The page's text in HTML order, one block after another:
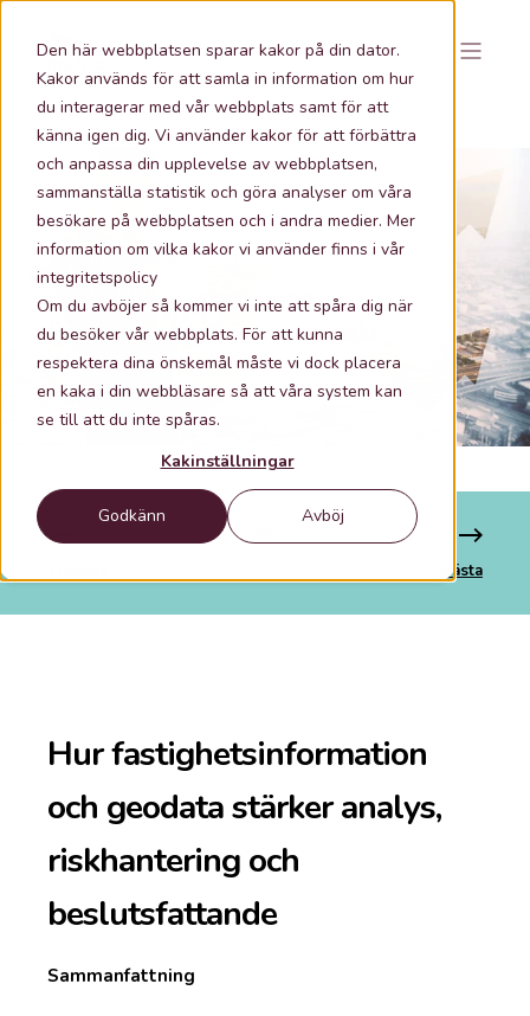
Den här webbplatsen sparar kakor på din dator.
Kakor används för att samla in information om hur
du interagerar med vår webbplats samt för att
känna igen dig. Vi använder kakor för att förbättra
och anpassa din upplevelse av webbplatsen,
sammanställa statistik och göra analyser om våra
besökare på webbplatsen och i andra medier. Mer
information om vilka kakor vi använder finns i vår
integritetspolicy
Om du avböjer så kommer vi inte att spåra dig när
du besöker vår webbplats. För att kunna
respektera dina önskemål måste vi dock placera
en kaka i din webbläsare så att våra system kan
se till att du inte spåras.
Kakinställningar
Godkänn Avböj
2026-03-20 14:35 < 1 min lästid
Metria Whitepaper 2026 -
Fastighetsdata som strategiskt
beslutsunderlag
Nästa
Hur fastighetsinformation
och geodata stärker analys,
riskhantering och
beslutsfattande
Sammanfattning